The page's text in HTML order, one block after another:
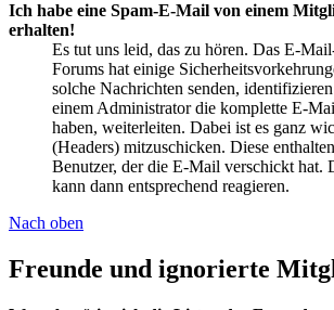
Ich habe eine Spam-E-Mail von einem
erhalten!
Es tut uns leid, das zu hören. Das E-
Forums hat einige
solche Nachrichten senden,
einem Administrator die komplette E-
haben, weiterleiten. Dabei ist es ganz
(Headers) mitzuschicken. Diese
Benutzer, der die E-Mail verschickt hat.
kann dann entsprechend reagieren.
Nach oben
Freunde und ignorierte